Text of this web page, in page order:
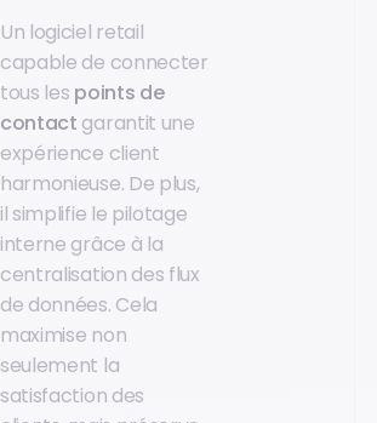
Un logiciel retail
capable de connecter
tous les points de
contact garantit une
expérience client
harmonieuse. De plus,
il simplifie le pilotage
interne grâce à la
centralisation des flux
de données. Cela
maximise non
seulement la
satisfaction des